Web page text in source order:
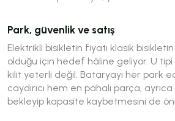
Park, güvenlik ve satış
Elektrikli bisikletin fiyatı klasik
olduğu için hedef hâline geliyor. U tipi
kilit yeterli değil. Bataryayı her park
caydırıcı hem en pahalı parça, ayrıca
bekleyip kapasite kaybetmesini de